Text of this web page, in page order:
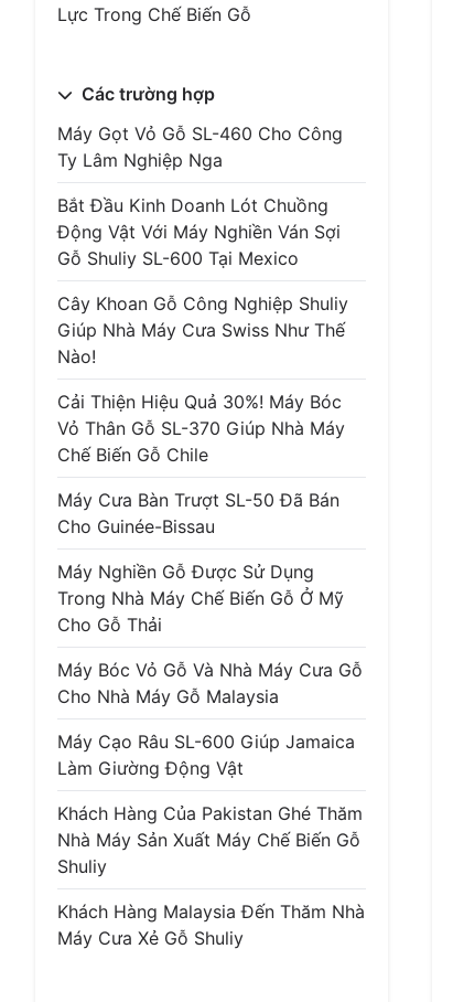
Lực Trong Chế Biến Gỗ
Các trường hợp
Máy Gọt Vỏ Gỗ SL-460 Cho Công
Ty Lâm Nghiệp Nga
Bắt Đầu Kinh Doanh Lót Chuồng
Động Vật Với Máy Nghiền Ván Sợi
Gỗ Shuliy SL-600 Tại Mexico
Cây Khoan Gỗ Công Nghiệp Shuliy
Giúp Nhà Máy Cưa Swiss Như Thế
Nào!
Cải Thiện Hiệu Quả 30%! Máy Bóc
Vỏ Thân Gỗ SL-370 Giúp Nhà Máy
Chế Biến Gỗ Chile
Máy Cưa Bàn Trượt SL-50 Đã Bán
Cho Guinée-Bissau
Máy Nghiền Gỗ Được Sử Dụng
Trong Nhà Máy Chế Biến Gỗ Ở Mỹ
Cho Gỗ Thải
Máy Bóc Vỏ Gỗ Và Nhà Máy Cưa Gỗ
Cho Nhà Máy Gỗ Malaysia
Máy Cạo Râu SL-600 Giúp Jamaica
Làm Giường Động Vật
Khách Hàng Của Pakistan Ghé Thăm
Nhà Máy Sản Xuất Máy Chế Biến Gỗ
Shuliy
Khách Hàng Malaysia Đến Thăm Nhà
Máy Cưa Xẻ Gỗ Shuliy